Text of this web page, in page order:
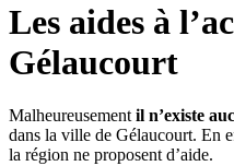
Les aides à
Gélaucourt
Malheureusement il n’existe
dans la ville de Gélaucourt. En
la région ne proposent d’aide.